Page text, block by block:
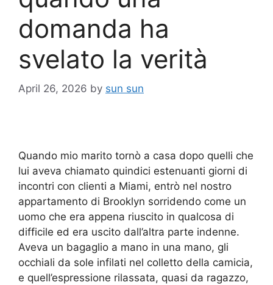
domanda ha
svelato la verità
April 26, 2026 by sun sun
Quando mio marito tornò a casa dopo quelli che
lui aveva chiamato quindici estenuanti giorni di
incontri con clienti a Miami, entrò nel nostro
appartamento di Brooklyn sorridendo come un
uomo che era appena riuscito in qualcosa di
difficile ed era uscito dall’altra parte indenne.
Aveva un bagaglio a mano in una mano, gli
occhiali da sole infilati nel colletto della camicia,
e quell’espressione rilassata, quasi da ragazzo,